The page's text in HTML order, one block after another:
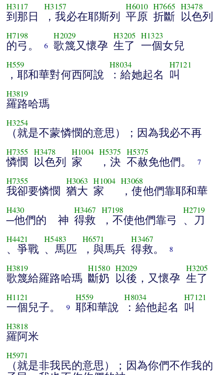
H3117
到那日
H3157
，我必在耶斯列
H6010
平原
H7665
折斷
H3478
以色列
H7198
的弓。 6
H2029
歌篾又懷孕
H3205
生了
H1323
一個女兒
H559
，耶和華對何西阿說
H8034
：給她起名
H7121
叫
H3819
羅路哈瑪
H3254
（就是不蒙憐憫的意思）；因為我必不再
H7355
憐憫
H3478
以色列
H1004
家
H5375
，決
H5375
不赦免他們。 7
H7355
我卻要憐憫
H3063
猶大
H1004
家
H3068
，使他們靠耶和華
H430
─他們的 神
H3467
得救
H7198
，不使他們靠弓
H2719
、刀
H4421
、爭戰
H5483
、馬匹
H6571
，與馬兵
H3467
得救。 8
H3819
歌篾給羅路哈瑪
H1580
斷奶
H2029
以後，又懷孕
H3205
生了
H1121
一個兒子。 9
H559
耶和華說
H8034
：給他起名
H7121
叫
H3818
羅阿米
H5971
（就是非我民的意思）；因為你們不作我的